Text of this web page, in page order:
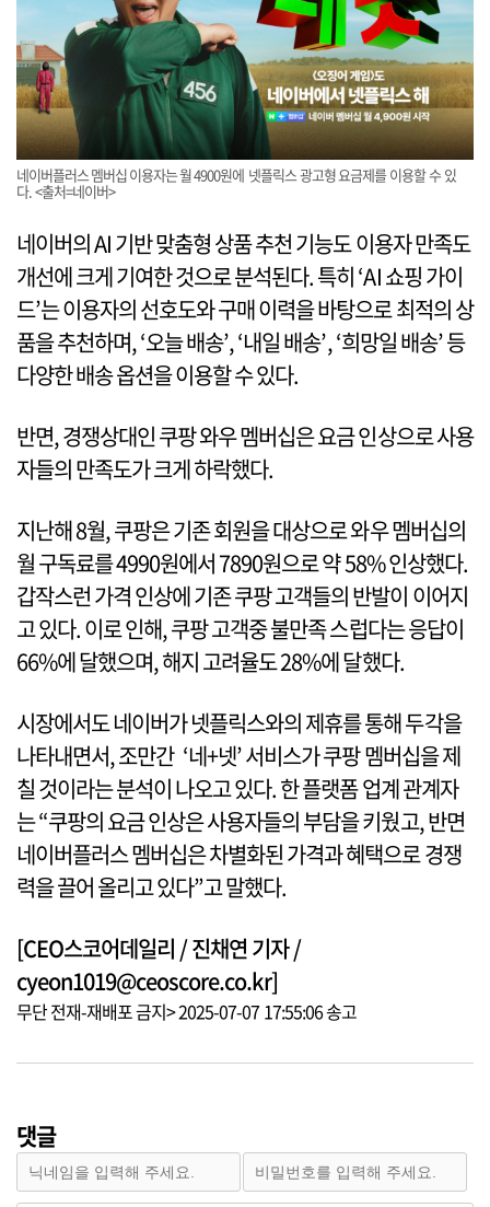
네이버플러스 멤버십 이용자는 월 4900원에 넷플릭스 광고형 요금제를 이용할 수 있
다. <출처=네이버>
네이버의 AI 기반 맞춤형 상품 추천 기능도 이용자 만족도
개선에 크게 기여한 것으로 분석된다. 특히 ‘AI 쇼핑 가이
드’는 이용자의 선호도와 구매 이력을 바탕으로 최적의 상
품을 추천하며, ‘오늘 배송’, ‘내일 배송’, ‘희망일 배송’ 등
다양한 배송 옵션을 이용할 수 있다.
반면, 경쟁상대인 쿠팡 와우 멤버십은 요금 인상으로 사용
자들의 만족도가 크게 하락했다.
지난해 8월, 쿠팡은 기존 회원을 대상으로 와우 멤버십의
월 구독료를 4990원에서 7890원으로 약 58% 인상했다.
갑작스런 가격 인상에 기존 쿠팡 고객들의 반발이 이어지
고 있다. 이로 인해, 쿠팡 고객중 불만족 스럽다는 응답이
66%에 달했으며, 해지 고려율도 28%에 달했다.
시장에서도 네이버가 넷플릭스와의 제휴를 통해 두각을
나타내면서, 조만간 ‘네+넷’ 서비스가 쿠팡 멤버십을 제
칠 것이라는 분석이 나오고 있다. 한 플랫폼 업계 관계자
는 “쿠팡의 요금 인상은 사용자들의 부담을 키웠고, 반면
네이버플러스 멤버십은 차별화된 가격과 혜택으로 경쟁
력을 끌어 올리고 있다”고 말했다.
[CEO스코어데일리 / 진채연 기자 /
cyeon1019@ceoscore.co.kr]
무단 전재-재배포 금지> 2025-07-07 17:55:06 송고
댓글